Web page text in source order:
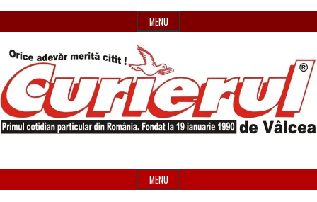
to
MENU
Curierul
Header
Widget
MENU